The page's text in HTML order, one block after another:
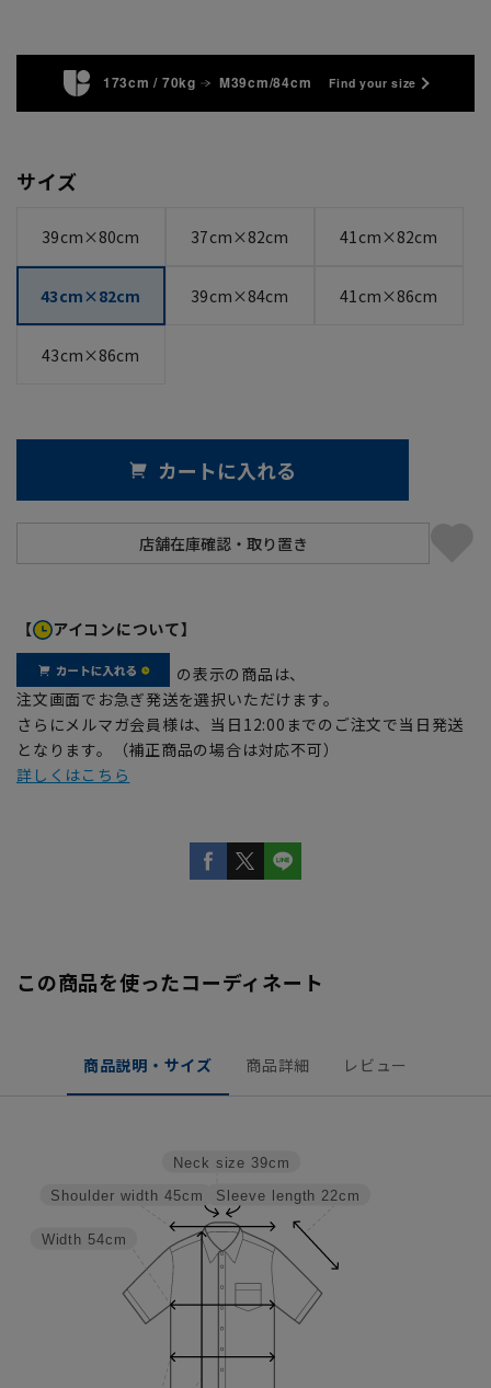
173cm / 70kg M39cm/84cm Find your size
サイズ
39cm×80cm 37cm×82cm 41cm×82cm
43cm×82cm 39cm×84cm 41cm×86cm
43cm×86cm
カートに入れる
【 アイコンについて】
の表示の商品は、
注文画面でお急ぎ発送を選択いただけます。
さらにメルマガ会員様は、当日12:00までのご注文で当日発送
となります。（補正商品の場合は対応不可）
詳しくはこちら
この商品を使ったコーディネート
商品説明・サイズ 商品詳細 レビュー
Sleeve length 22cm
Neck size 39cm
Width 54cm
Shoulder width 45cm